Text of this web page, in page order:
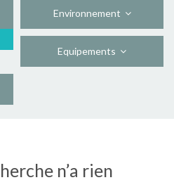
Environnement
Equipements
n’a rien